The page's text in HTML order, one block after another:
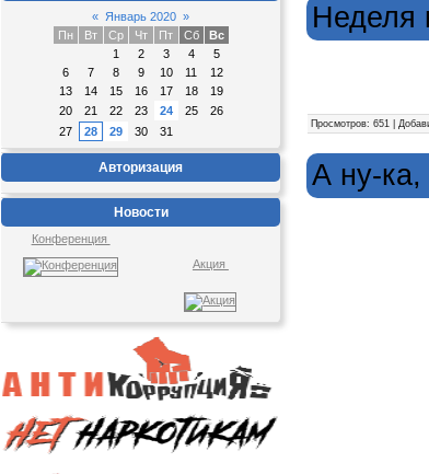
« Январь 2020 »
Пн
Вт Ср Чт Пт Сб
Вс
1
2 3 4
5
6
7 8 9 10 11
12
13
14 15 16 17 18
19
20
21 22 23 24 25
26
27
28 29 30 31
Авторизация
Новости
Конференция
Акция
Неделя
Просмотров: 651 |
А ну-ка,